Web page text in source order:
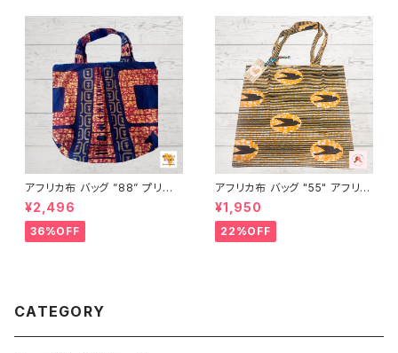
アフリカ布 バッグ ”88” プリント
パーニュ カンガ キテンゲ トート
バッグ エコバッグ ギニア フェア
トレード INUWALIAFRICA
¥2,496
36%OFF
アフリカ布 バッグ "55" アフリカ
ンプリント パーニュ カンガ キテ
ンゲ トートバッグ エコバッグ ギ
ニア フェアトレード INUWALIA
FRICA
¥1,950
22%OFF
CATEGORY